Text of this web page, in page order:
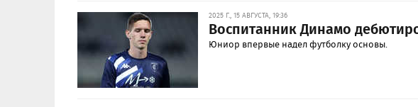
2025 Г., 15 АВГУСТА, 19:36
Воспитанник Динамо
Юниор впервые надел футболку основы.